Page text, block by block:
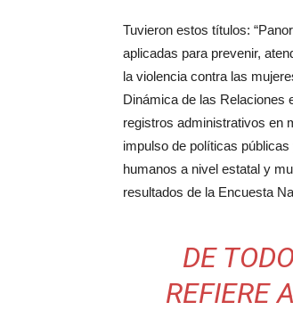
Tuvieron estos títulos:
aplicadas para prevenir,
la violencia contra las
Dinámica de las Relaciones
registros administrativos en
impulso de políticas
humanos a nivel estatal y
resultados de la Encuesta
DE
REFIERE